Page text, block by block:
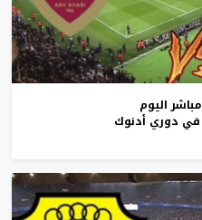
مباشر اليوم
في دوري أدنوك